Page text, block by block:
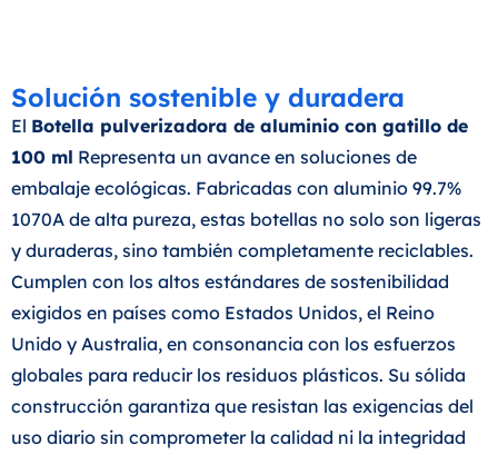
Solución sostenible y duradera
El Botella pulverizadora de aluminio con gatillo de
100 ml Representa un avance en soluciones de
embalaje ecológicas. Fabricadas con aluminio 99.7%
1070A de alta pureza, estas botellas no solo son ligeras
y duraderas, sino también completamente reciclables.
Cumplen con los altos estándares de sostenibilidad
exigidos en países como Estados Unidos, el Reino
Unido y Australia, en consonancia con los esfuerzos
globales para reducir los residuos plásticos. Su sólida
construcción garantiza que resistan las exigencias del
uso diario sin comprometer la calidad ni la integridad